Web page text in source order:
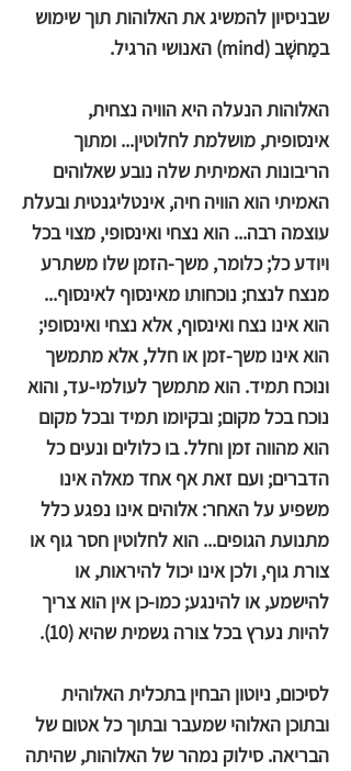
שבניסיון להמשיג את האלוהות תוך שימוש
במַחשָׁב (mind) האנושי הרגיל.
האלוהות הנעלה היא הוויה נצחית,
אינסופית, מושלמת לחלוטין... ומתוך
הריבונות האמיתית שלה נובע שאלוהים
האמיתי הוא הוויה חיה, אינטליגנטית ובעלת
עוצמה רבה... הוא נצחי ואינסופי, מצוי בכל
ויודע כל; כלומר, משך-הזמן שלו משתרע
מנצח לנצח; נוכחותו מאינסוף לאינסוף...
הוא אינו נצח ואינסוף, אלא נצחי ואינסופי;
הוא אינו משך-זמן או חלל, אלא מתמשך
ונוכח תמיד. הוא מתמשך לעולמי-עד, והוא
נוכח בכל מקום; ובקיומו תמיד ובכל מקום
הוא מהווה זמן וחלל. בו כלולים ונעים כל
הדברים; ועם זאת אף אחד מאלה אינו
משפיע על האחר: אלוהים אינו נפגע כלל
מתנועת הגופים... הוא לחלוטין חסר גוף או
צורת גוף, ולכן אינו יכול להיראות, או
להישמע, או להינגע; כמו-כן אין הוא צריך
להיות נערץ בכל צורה גשמית שהיא (10).
לסיכום, ניוטון הבחין בתכלית האלוהית
ובתוכן האלוהי שמעבר ובתוך כל אטום של
הבריאה. סילוק נמהר של האלוהות, שהיתה